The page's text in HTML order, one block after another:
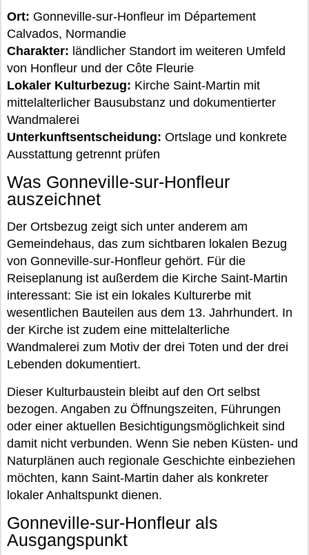
Ort: Gonneville-sur-Honfleur im Département
Calvados, Normandie
Charakter: ländlicher Standort im weiteren Umfeld
von Honfleur und der Côte Fleurie
Lokaler Kulturbezug: Kirche Saint-Martin mit
mittelalterlicher Bausubstanz und dokumentierter
Wandmalerei
Unterkunftsentscheidung: Ortslage und konkrete
Ausstattung getrennt prüfen
Was Gonneville-sur-Honfleur
auszeichnet
Der Ortsbezug zeigt sich unter anderem am
Gemeindehaus, das zum sichtbaren lokalen Bezug
von Gonneville-sur-Honfleur gehört. Für die
Reiseplanung ist außerdem die Kirche Saint-Martin
interessant: Sie ist ein lokales Kulturerbe mit
wesentlichen Bauteilen aus dem 13. Jahrhundert. In
der Kirche ist zudem eine mittelalterliche
Wandmalerei zum Motiv der drei Toten und der drei
Lebenden dokumentiert.
Dieser Kulturbaustein bleibt auf den Ort selbst
bezogen. Angaben zu Öffnungszeiten, Führungen
oder einer aktuellen Besichtigungsmöglichkeit sind
damit nicht verbunden. Wenn Sie neben Küsten- und
Naturplänen auch regionale Geschichte einbeziehen
möchten, kann Saint-Martin daher als konkreter
lokaler Anhaltspunkt dienen.
Gonneville-sur-Honfleur als
Ausgangspunkt